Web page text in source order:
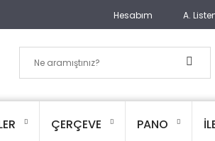
Hesabım A.
ÇERÇEVE PANO